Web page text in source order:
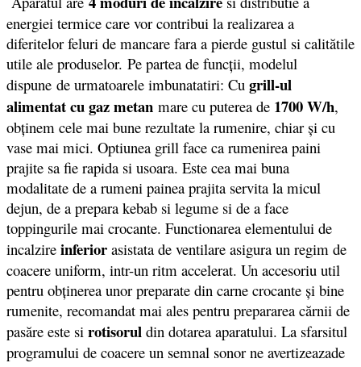
energiei termice care vor contribui la realizarea a
diferitelor feluri de mancare fara a pierde gustul si calitătile
utile ale produselor. Pe partea de funcții, modelul
dispune de urmatoarele imbunatatiri: Cu grill-ul
alimentat cu gaz metan mare cu puterea de 1700 W/h,
obţinem cele mai bune rezultate la rumenire, chiar şi cu
vase mai mici. Optiunea grill face ca rumenirea paini
prajite sa fie rapida si usoara. Este cea mai buna
modalitate de a rumeni painea prajita servita la micul
dejun, de a prepara kebab si legume si de a face
toppingurile mai crocante. Functionarea elementului de
incalzire inferior asistata de ventilare asigura un regim de
coacere uniform, intr-un ritm accelerat. Un accesoriu util
pentru obţinerea unor preparate din carne crocante şi bine
rumenite, recomandat mai ales pentru prepararea cărnii de
pasăre este si rotisorul din dotarea aparatului. La sfarsitul
programului de coacere un semnal sonor ne avertizeazade